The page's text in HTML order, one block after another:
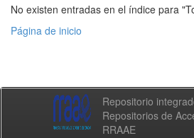
No existen entradas en el índice para
Página de inicio
Repositorio
Repositorios de
RRAAE